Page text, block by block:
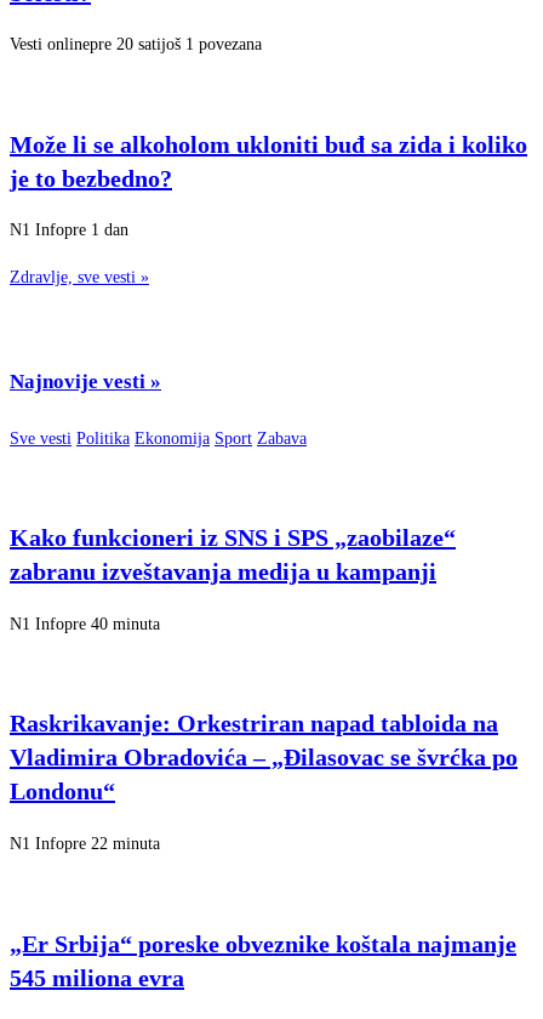
Vesti onlinepre 20 satijoš 1 povezana
Može li se alkoholom ukloniti buđ sa zida i koliko
je to bezbedno?
N1 Infopre 1 dan
Zdravlje, sve vesti »
Najnovije vesti »
Sve vesti Politika Ekonomija Sport Zabava
Kako funkcioneri iz SNS i SPS „zaobilaze“
zabranu izveštavanja medija u kampanji
N1 Infopre 40 minuta
Raskrikavanje: Orkestriran napad tabloida na
Vladimira Obradovića – „Đilasovac se švrćka po
Londonu“
N1 Infopre 22 minuta
„Er Srbija“ poreske obveznike koštala najmanje
545 miliona evra